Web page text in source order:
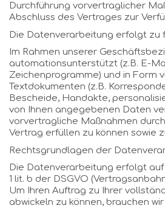
Durchführung vorvertraglicher
Abschluss des Vertrages zur
Die Datenverarbeitung erfolgt zu
Im Rahmen unserer
automationsunterstützt (z.B. E-
Zeichenprogramme) und in Form
Textdokumenten (z.B.
Bescheide, Handakte,
von Ihnen angegebenen Daten
vorvertragliche Maßnahmen
Vertrag erfüllen zu können sowie
Rechtsgrundlagen der
Die Datenverarbeitung erfolgt auf
1 lit. b der DSGVO
Um Ihren Auftrag zu Ihrer
abwickeln zu können, brauchen